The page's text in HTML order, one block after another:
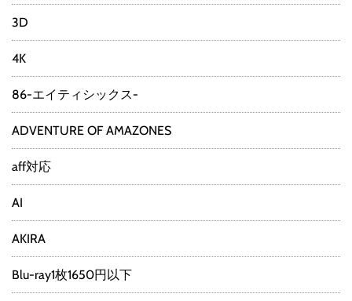
3D
4K
86-エイティシックス-
ADVENTURE OF AMAZONES
aff対応
AI
AKIRA
Blu-ray1枚1650円以下